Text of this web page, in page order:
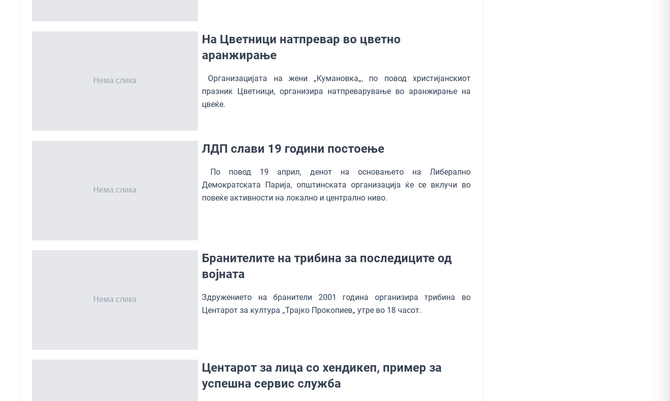
На Цветници натпревар во цветно
аранжирање
Организацијата на жени „Кумановка„, по повод христијанскиот
празник Цветници, организира натпреварување во аранжирање на
цвеќе.
ЛДП слави 19 години постоење
По повод 19 април, денот на основањето на Либерално
Демократската Парија, општинската организација ќе се вклучи во
повеќе активности на локално и централно ниво.
Бранителите на трибина за последиците од
војната
Здружението на бранители 2001 година организира трибина во
Центарот за култура ,,Трајко Прокопиев„ утре во 18 часот.
Центарот за лица со хендикеп, пример за
успешна сервис служба